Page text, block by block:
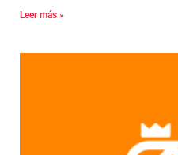
Leer más »